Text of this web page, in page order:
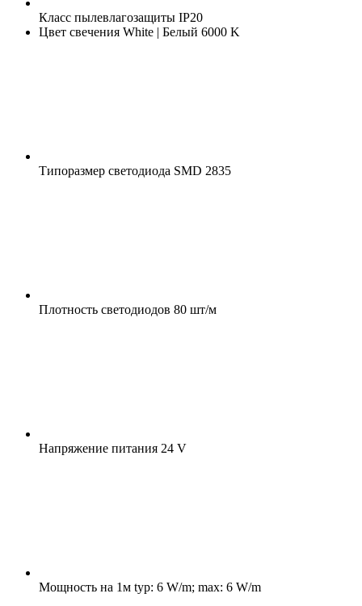
Класс пылевлагозащиты IP20
Цвет свечения White | Белый 6000 K
Типоразмер светодиода SMD 2835
Плотность светодиодов 80 шт/м
Напряжение питания 24 V
Мощность на 1м typ: 6 W/m; max: 6 W/m